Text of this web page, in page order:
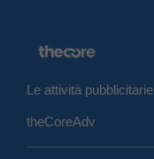
Le attività
theCoreAdv